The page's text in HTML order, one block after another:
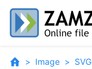
Image SVG